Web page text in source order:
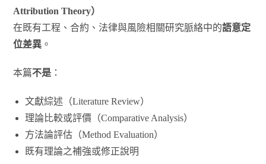
Attribution Theory）
在既有工程、合約、法律與風險相關研究脈絡中的語意定
位差異 。
本篇不是 ：
文獻綜述（Literature Review）
理論比較或評價（Comparative Analysis）
方法論評估（Method Evaluation）
既有理論之補強或修正說明